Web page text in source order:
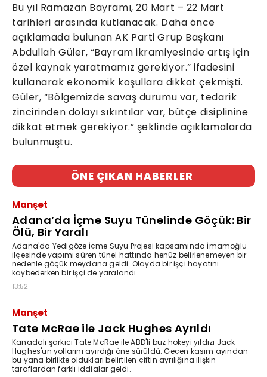
Bu yıl Ramazan Bayramı, 20 Mart – 22 Mart
tarihleri arasında kutlanacak. Daha önce
açıklamada bulunan AK Parti Grup Başkanı
Abdullah Güler, “Bayram ikramiyesinde artış için
özel kaynak yaratmamız gerekiyor.” ifadesini
kullanarak ekonomik koşullara dikkat çekmişti.
Güler, “Bölgemizde savaş durumu var, tedarik
zincirinden dolayı sıkıntılar var, bütçe disiplinine
dikkat etmek gerekiyor.” şeklinde açıklamalarda
bulunmuştu.
ÖNE ÇIKAN HABERLER
Manşet
Adana’da İçme Suyu Tünelinde Göçük: Bir
Ölü, Bir Yaralı
Adana'da Yedigöze İçme Suyu Projesi kapsamında İmamoğlu
ilçesinde yapımı süren tünel hattında henüz belirlenemeyen bir
nedenle göçük meydana geldi. Olayda bir işçi hayatını
kaybederken bir işçi de yaralandı.
13:52
Manşet
Tate McRae ile Jack Hughes Ayrıldı
Kanadalı şarkıcı Tate McRae ile ABD'li buz hokeyi yıldızı Jack
Hughes'un yollarını ayırdığı öne sürüldü. Geçen kasım ayından
bu yana birlikte oldukları belirtilen çiftin ayrılığına ilişkin
taraflardan farklı iddialar geldi.